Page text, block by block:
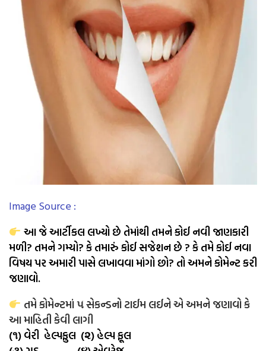
Image Source :
આ જે આર્ટીકલ લખ્યો છે તેમાંથી તમને કોઈ નવી જાણકારી
મળી? તમને ગમ્યો? કે તમારું કોઈ સજેશન છે ? કે તમે કોઈ નવા
વિષય પર અમારી પાસે લખાવવા માંગો છો? તો અમને કોમેન્ટ કરી
જણાવો.
તમે કોમેન્ટમાં ૫ સેકન્ડનો ટાઈમ લઈને એ અમને જણાવો કે
આ માહિતી કેવી લાગી
(૧) વેરી હેલ્પફુલ (૨) હેલ્પ ફૂલ